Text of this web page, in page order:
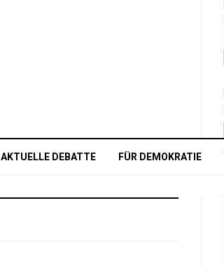
AKTUELLE DEBATTE FÜR DEMOKRATIE